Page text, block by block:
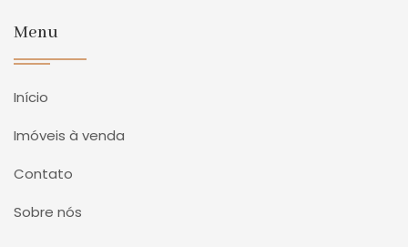
Menu
Início
Imóveis à venda
Contato
Sobre nós